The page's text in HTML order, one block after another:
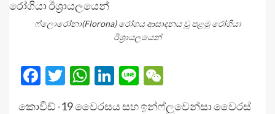
ෆ්ලොරෝනා(Florona) රෝගය ආසාදනය වූ පළමු රෝගියා
ඊශ්‍රායලයෙන්
Facebook
Twitter
WhatsApp
LinkedIn
Line
කොවිඩ් -19 වෛරසය සහ ඉන්ෆ්ලුවෙන්සා වෛරස්